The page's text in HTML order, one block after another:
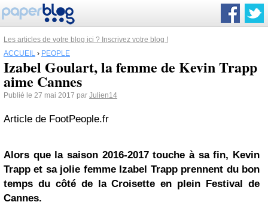
Les articles de votre blog ici ? Inscrivez votre blog !
ACCUEIL › PEOPLE
Izabel Goulart, la femme de Kevin Trapp
aime Cannes
Publié le 27 mai 2017 par Julien14
Article de FootPeople.fr
Alors que la saison 2016-2017 touche à sa fin, Kevin
Trapp et sa jolie femme Izabel Trapp prennent du bon
temps du côté de la Croisette en plein Festival de
Cannes.